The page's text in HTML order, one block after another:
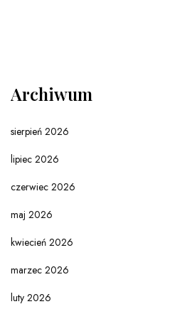
Archiwum
sierpień 2026
lipiec 2026
czerwiec 2026
maj 2026
kwiecień 2026
marzec 2026
luty 2026